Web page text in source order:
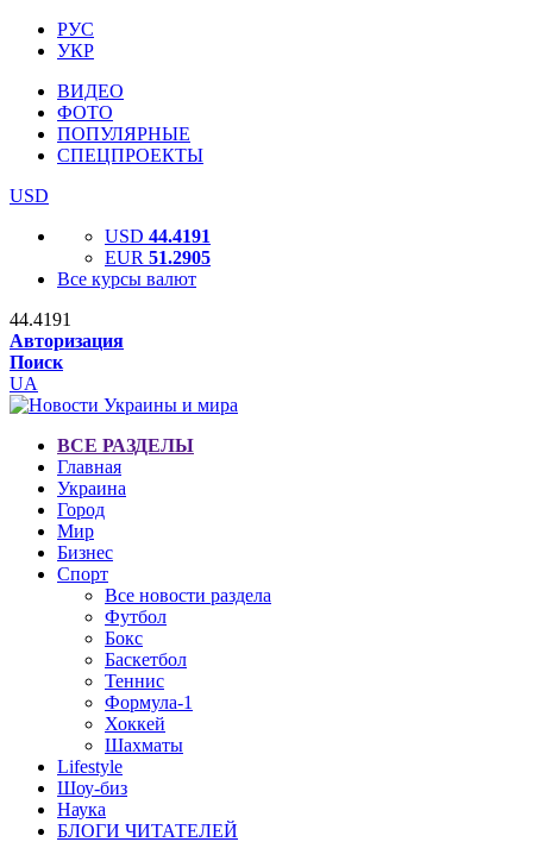
РУС
УКР
ВИДЕО
ФОТО
ПОПУЛЯРНЫЕ
СПЕЦПРОЕКТЫ
USD
USD 44.4191
EUR 51.2905
Все курсы валют
44.4191
Авторизация
Поиск
UA
ВСЕ РАЗДЕЛЫ
Главная
Украина
Город
Мир
Бизнес
Спорт
Все новости раздела
Футбол
Бокс
Баскетбол
Теннис
Формула-1
Хоккей
Шахматы
Lifestyle
Шоу-биз
Наука
БЛОГИ ЧИТАТЕЛЕЙ